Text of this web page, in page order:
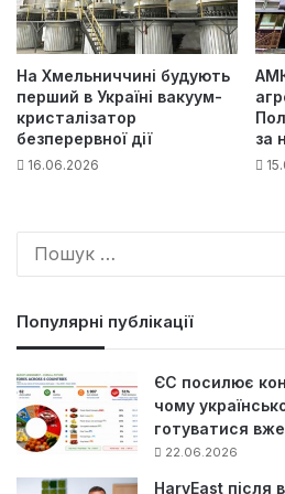
На Хмельниччині будують
перший в Україні вакуум-
кристалізатор
безперервної дії
16.06.2026
за
Популярні публікації
ЄС посилює
чому
готуватися
22.06.2026
HarvEast після